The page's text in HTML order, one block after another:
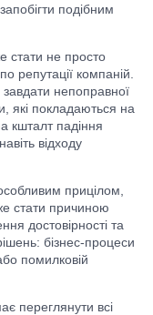
подібним
стати не просто
репутації компаній.
завдати непоправної
які покладаються на
кшталт падіння
відходу
прицілом,
стати причиною
достовірності та
бізнес-процеси
помилковій
переглянути всі